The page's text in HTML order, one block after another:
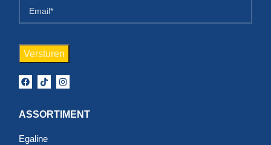
ASSORTIMENT
Egaline